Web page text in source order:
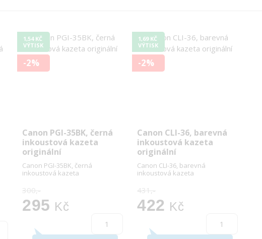
1,54 KČ
VÝTISK
-2%
Canon PGI-35BK, černá
inkoustová kazeta
originální
Canon PGI-35BK, černá
inkoustová kazeta
300,-
295 Kč
1,69 KČ
VÝTISK
-2%
Canon CLI-36, barevná
inkoustová kazeta
originální
Canon CLI-36, barevná
inkoustová kazeta
431,-
422 Kč